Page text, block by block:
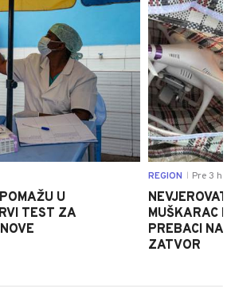
U
TEST ZA
REGION Pre 3 h
MUŠKARAC
PREBACI
ZATVOR